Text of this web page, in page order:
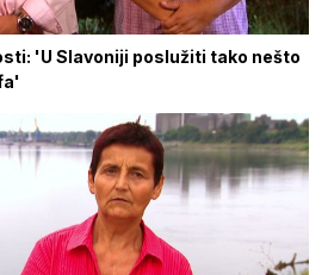
'U Slavoniji poslužiti tako nešto